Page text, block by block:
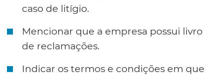
caso de litígio.
Mencionar que a empresa possui livro
de reclamações.
Indicar os termos e condições em que